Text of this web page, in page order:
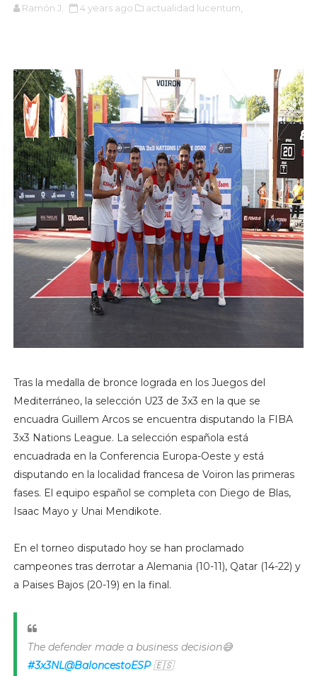
Ramón J. 4 years ago actualidad lucentum,
Tras la medalla de bronce lograda en los Juegos del
Mediterráneo, la selección U23 de 3x3 en la que se
encuadra Guillem Arcos se encuentra disputando la FIBA
3x3 Nations League. La selección española está
encuadrada en la Conferencia Europa-Oeste y está
disputando en la localidad francesa de Voiron las primeras
fases. El equipo español se completa con Diego de Blas,
Isaac Mayo y Unai Mendikote.
En el torneo disputado hoy se han proclamado
campeones tras derrotar a Alemania (10-11), Qatar (14-22) y
a Paises Bajos (20-19) en la final.
The defender made a business decision😅
#3x3NL@BaloncestoESP🇪🇸